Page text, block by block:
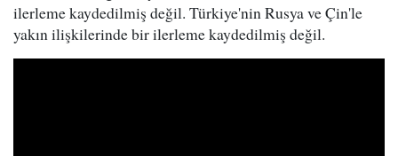
ilerleme kaydedilmiş değil. Türkiye'nin Rusya ve Çin'le
yakın ilişkilerinde bir ilerleme kaydedilmiş değil.